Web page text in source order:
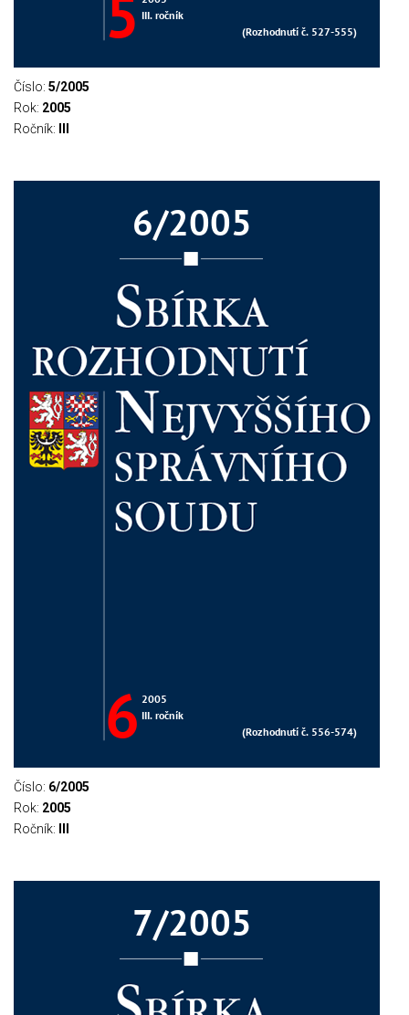
Číslo: 5/2005
Rok: 2005
Ročník:
Číslo: 6/2005
Rok: 2005
Ročník: